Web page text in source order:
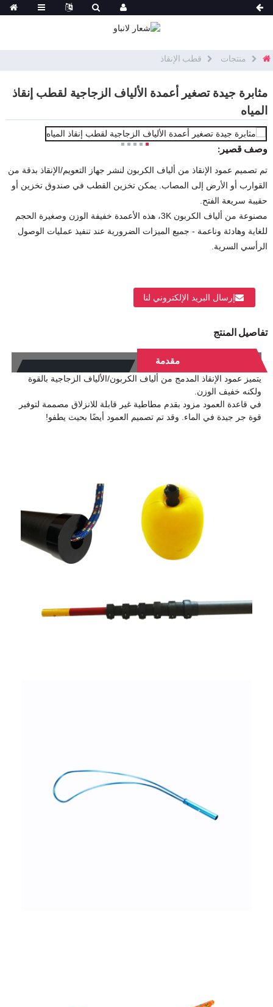
منتجات قطب الإنقاذ
مثابرة جيدة تصغير أعمدة الألياف الزجاجية لقطب إنقاذ
المياه
وصف قصير:
تم تصميم عمود الإنقاذ من ألياف الكربون لنشر جهاز التعويم/الإنقاذ بدقة من
القوارب أو الأرض إلى المصاب. يمكن تخزين القطب في صندوق تخزين أو
حقيبة سريعة الفتح.
مصنوعة من ألياف الكربون 3K، هذه الأعمدة خفيفة الوزن وصغيرة الحجم
للغاية وهادئة وناعمة - جميع الميزات الضرورية عند تنفيذ عمليات الوصول
الرأسي السرية.
إرسال البريد الإلكتروني لنا
تفاصيل المنتج
مقدمة
يتميز عمود الإنقاذ المدمج من ألياف الكربون/الألياف الزجاجية بالقوة
ولكنه خفيف الوزن.
في قاعدة العمود مزود بقدم مطاطية غير قابلة للانزلاق مصممة لتوفير
قوة جر جيدة في الماء. وقد تم تصميم العمود أيضًا بحيث يطفو!